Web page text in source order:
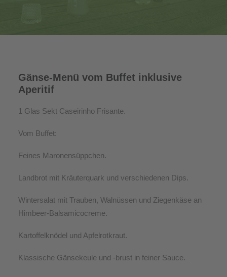
Gänse-Menü vom Buffet inklusive
Aperitif
1 Glas Sekt Caseirinho Frisante.
Vom Buffet:
Feines Maronensüppchen.
Landbrot mit Kräuterquark und verschiedenen Dips.
Wintersalat mit Trauben, Walnüssen und Ziegenkäse an
Himbeer-Balsamicocreme.
Kartoffelknödel und Apfelrotkraut.
Klassische Gänsekeule und -brust in feiner Sauce.